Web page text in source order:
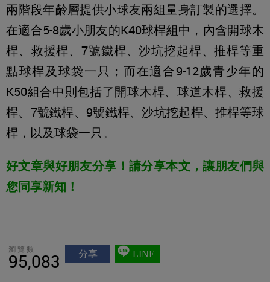
兩階段年齡層提供小球友兩組量身訂製的選擇。
在適合5-8歲小朋友的K40球桿組中，內含開球木
桿、救援桿、7號鐵桿、沙坑挖起桿、推桿等重
點球桿及球袋一只；而在適合9-12歲青少年的
K50組合中則包括了開球木桿、球道木桿、救援
桿、7號鐵桿、9號鐵桿、沙坑挖起桿、推桿等球
桿，以及球袋一只。
好文章與好朋友分享！請分享本文，讓朋友們與
您同享新知！
瀏覽數
95,083 分享 LINE